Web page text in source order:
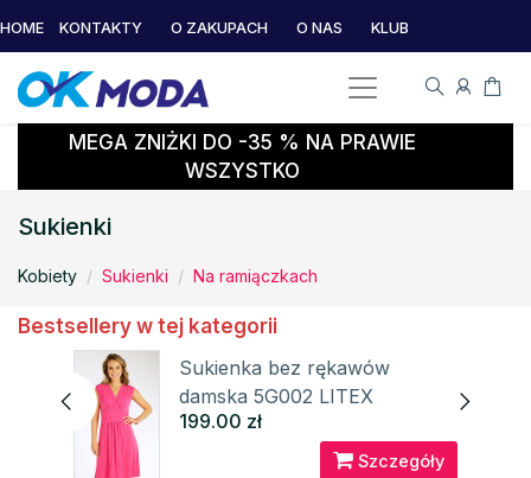
HOME KONTAKTY O ZAKUPACH O NAS KLUB
MEGA ZNIŻKI DO -35 % NA PRAWIE
WSZYSTKO
Sukienki
Kobiety Sukienki Na ramiączkach
Bestsellery w tej kategorii
Sukienka bez rękawów
damska 5G002 LITEX
199.00 zł
Szczegóły